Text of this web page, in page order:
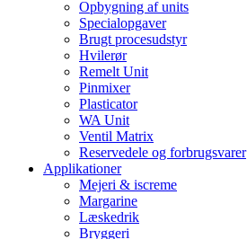
Opbygning af units
Specialopgaver
Brugt procesudstyr
Hvilerør
Remelt Unit
Pinmixer
Plasticator
WA Unit
Ventil Matrix
Reservedele og forbrugsvarer
Applikationer
Mejeri & iscreme
Margarine
Læskedrik
Bryggeri